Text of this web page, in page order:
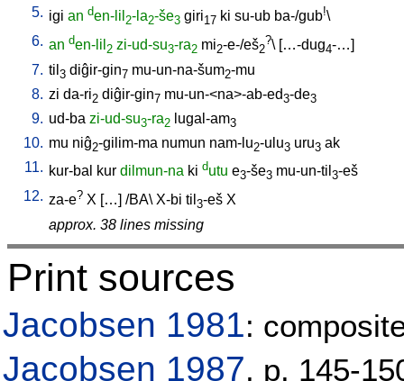
5. igi an den-lil 2-la2-še3 giri17 ki su-ub ba-/gub!\
6. an den-lil 2 zi-ud-su3-ra2 mi2-e-/eš2
?\ […-dug4-…]
7. til 3 diĝir-gin7 mu-un-na-šum2-mu
8. zi da-ri2 diĝir-gin7 mu-un-<na>-ab-ed3-de3
9. ud-ba zi-ud-su3-ra2 lugal-am3
10. mu niĝ2-gilim-ma numun nam-lu2-ulu3 uru3 ak
11. kur-bal kur dilmun-na ki dutu e3-še3 mu-un-til 3-eš
12. za-e? X […] /BA\ X-bi til 3-eš X
approx. 38 lines missing
Print sources
Jacobsen 1981:
Jacobsen 1987, p. 145-